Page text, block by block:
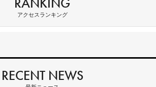
アクセスランキング
RECENT NEWS